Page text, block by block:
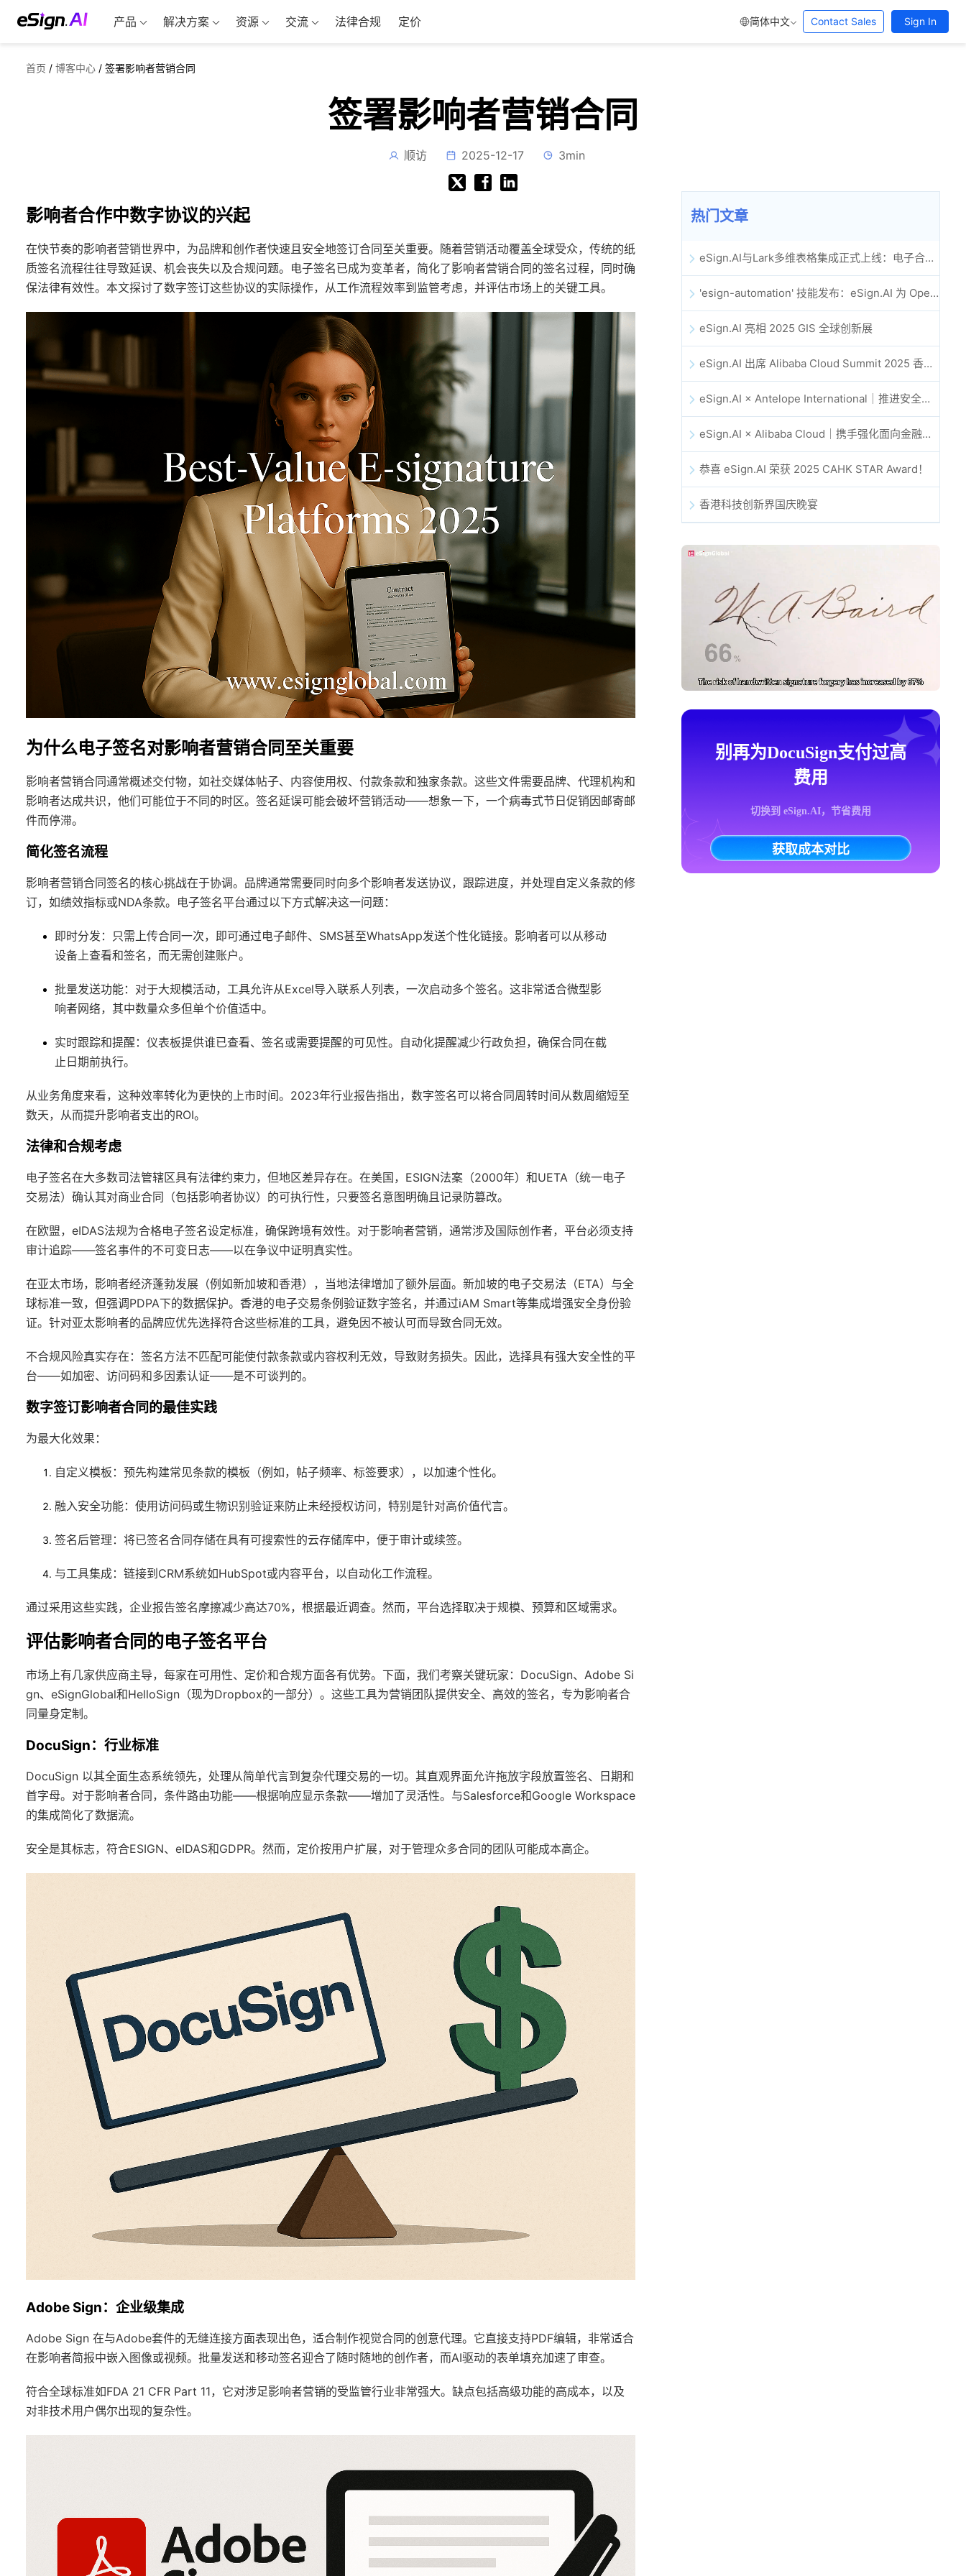
产品 解决方案 资源 交流 法律合规 定价 简体中文 Contact Sales Sign In
首页 / 博客中心 / 签署影响者营销合同
签署影响者营销合同
顺访 2025-12-17 3min
影响者合作中数字协议的兴起
在快节奏的影响者营销世界中，为品牌和创作者快速且安全地签订合同至关重要。随着营销活动覆盖全球受众，传统的纸
质签名流程往往导致延误、机会丧失以及合规问题。电子签名已成为变革者，简化了影响者营销合同的签名过程，同时确
保法律有效性。本文探讨了数字签订这些协议的实际操作，从工作流程效率到监管考虑，并评估市场上的关键工具。
为什么电子签名对影响者营销合同至关重要
影响者营销合同通常概述交付物，如社交媒体帖子、内容使用权、付款条款和独家条款。这些文件需要品牌、代理机构和
影响者达成共识，他们可能位于不同的时区。签名延误可能会破坏营销活动——想象一下，一个病毒式节日促销因邮寄邮
件而停滞。
简化签名流程
影响者营销合同签名的核心挑战在于协调。品牌通常需要同时向多个影响者发送协议，跟踪进度，并处理自定义条款的修
订，如绩效指标或NDA条款。电子签名平台通过以下方式解决这一问题：
即时分发 ：只需上传合同一次，即可通过电子邮件、SMS甚至WhatsApp发送个性化链接。影响者可以从移动
设备上查看和签名，而无需创建账户。
批量发送功能：对于大规模活动，工具允许从Excel导入联系人列表，一次启动多个签名。这非常适合微型影
响者网络，其中数量众多但单个价值适中。
实时跟踪和提醒 ：仪表板提供谁已查看、签名或需要提醒的可见性。自动化提醒减少行政负担，确保合同在截
止日期前执行。
从业务角度来看，这种效率转化为更快的上市时间。2023年行业报告指出，数字签名可以将合同周转时间从数周缩短至
数天，从而提升影响者支出的ROI。
法律和合规考虑
电子签名在大多数司法管辖区具有法律约束力，但地区差异存在。在美国，ESIGN法案（2000年）和UETA（统一电子
交易法）确认其对商业合同（包括影响者协议）的可执行性，只要签名意图明确且记录防篡改。
在欧盟，eIDAS法规为合格电子签名设定标准，确保跨境有效性。对于影响者营销，通常涉及国际创作者，平台必须支持
审计追踪——签名事件的不可变日志——以在争议中证明真实性。
在亚太市场，影响者经济蓬勃发展（例如新加坡和香港），当地法律增加了额外层面。新加坡的电子交易法（ETA）与全
球标准一致，但强调PDPA下的数据保护。香港的电子交易条例验证数字签名，并通过iAM Smart等集成增强安全身份验
证。针对亚太影响者的品牌应优先选择符合这些标准的工具，避免因不被认可而导致合同无效。
不合规风险真实存在：签名方法不匹配可能使付款条款或内容权利无效，导致财务损失。因此，选择具有强大安全性的平
台——如加密、访问码和多因素认证——是不可谈判的。
数字签订影响者合同的最佳实践
为最大化效果：
自定义模板 ：预先构建常见条款的模板（例如，帖子频率、标签要求），以加速个性化。
融入安全功能：使用访问码或生物识别验证来防止未经授权访问，特别是针对高价值代言。
签名后管理 ：将已签名合同存储在具有可搜索性的云存储库中，便于审计或续签。
与工具集成：链接到CRM系统如HubSpot或内容平台，以自动化工作流程。
通过采用这些实践，企业报告签名摩擦减少高达70%，根据最近调查。然而，平台选择取决于规模、预算和区域需求。
评估影响者合同的电子签名平台
市场上有几家供应商主导，每家在可用性、定价和合规方面各有优势。下面，我们考察关键玩家：DocuSign、Adobe Si
gn、eSignGlobal和HelloSign（现为Dropbox的一部分）。这些工具为营销团队提供安全、高效的签名，专为影响者合
同量身定制。
DocuSign：行业标准
DocuSign 以其全面生态系统领先，处理从简单代言到复杂代理交易的一切。其直观界面允许拖放字段放置签名、日期和
首字母。对于影响者合同，条件路由功能——根据响应显示条款——增加了灵活性。与Salesforce和Google Workspace
的集成简化了数据流。
安全是其标志，符合ESIGN、eIDAS和GDPR。然而，定价按用户扩展，对于管理众多合同的团队可能成本高企。
Adobe Sign：企业级集成
Adobe Sign 在与Adobe套件的无缝连接方面表现出色，适合制作视觉合同的创意代理。它直接支持PDF编辑，非常适合
在影响者简报中嵌入图像或视频。批量发送和移动签名迎合了随时随地的创作者，而AI驱动的表单填充加速了审查。
符合全球标准如FDA 21 CFR Part 11，它对涉足影响者营销的受监管行业非常强大。缺点包括高级功能的高成本，以及
对非技术用户偶尔出现的复杂性。
热门文章
eSign.AI与Lark多维表格集成正式上线：电子合同签署归档全程自动化
'esign-automation' 技能发布：eSign.AI 为 OpenClaw 提供自动化电子签名能力
eSign.AI 亮相 2025 GIS 全球创新展
eSign.AI 出席 Alibaba Cloud Summit 2025 香港站，共同探讨 AI 驱动的云创新与数字信任未来
eSign.AI × Antelope International｜推进安全且由 AI 驱动的数字化工作流
eSign.AI × Alibaba Cloud｜携手强化面向金融科技的全球数字信任
恭喜 eSign.AI 荣获 2025 CAHK STAR Award！
香港科技创新界国庆晚宴
别再为DocuSign支付过高
费用
切换到 eSign.AI，节省费用
获取成本对比